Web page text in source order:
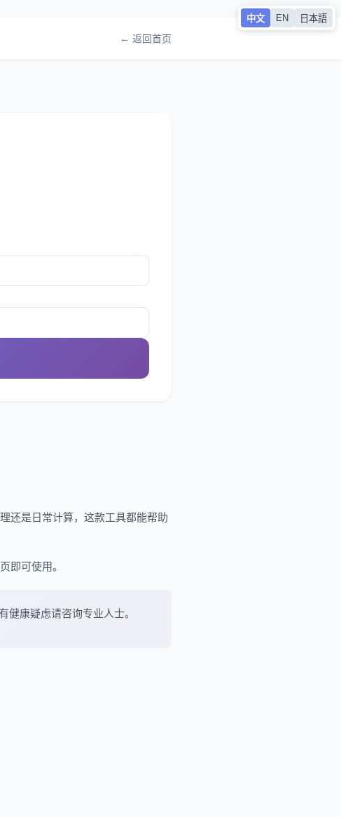
中文 EN 日本語
← 返回首页
还是日常计算，这款工具都能帮助
即可使用。
康疑虑请咨询专业人士。